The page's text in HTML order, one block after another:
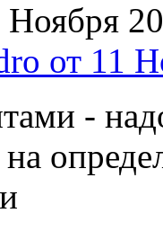
Ноября
от 11
-
на